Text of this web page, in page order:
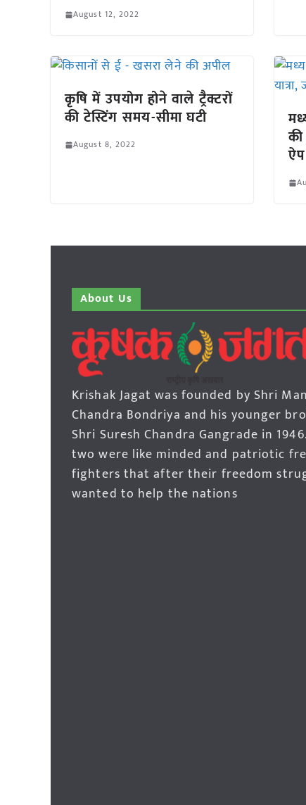
August 12, 2022
कृषि में उपयोग होने वाले ट्रैक्टरों
की टेस्टिंग समय-सीमा घटी
August 8, 2022 की
About Us
Krishak Jagat was founded by Shri
Chandra Bondriya and his younger
Shri Suresh Chandra Gangrade in
two were like minded and patriotic
fighters that after their freedom
wanted to help the nations